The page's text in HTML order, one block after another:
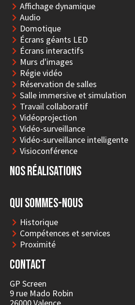
Affichage dynamique
Audio
Domotique
Écrans géants LED
Écrans interactifs
Murs d'images
Régie vidéo
Réservation de salles
Salle immersive et simulation
Travail collaboratif
Vidéoprojection
Vidéo-surveillance
Vidéo-surveillance intelligente
Visioconférence
Nos réalisations
Qui sommes-nous
Historique
Compétences et services
Proximité
Contact
GP Screen
9 rue Mado Robin